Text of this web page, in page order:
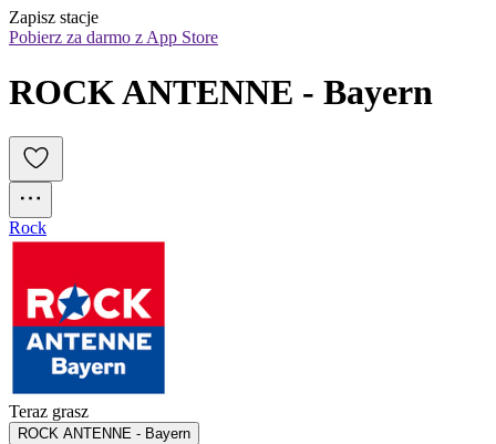
Zapisz stacje
Pobierz za darmo z App Store
ROCK ANTENNE - Bayern
Rock
Teraz grasz
ROCK ANTENNE - Bayern